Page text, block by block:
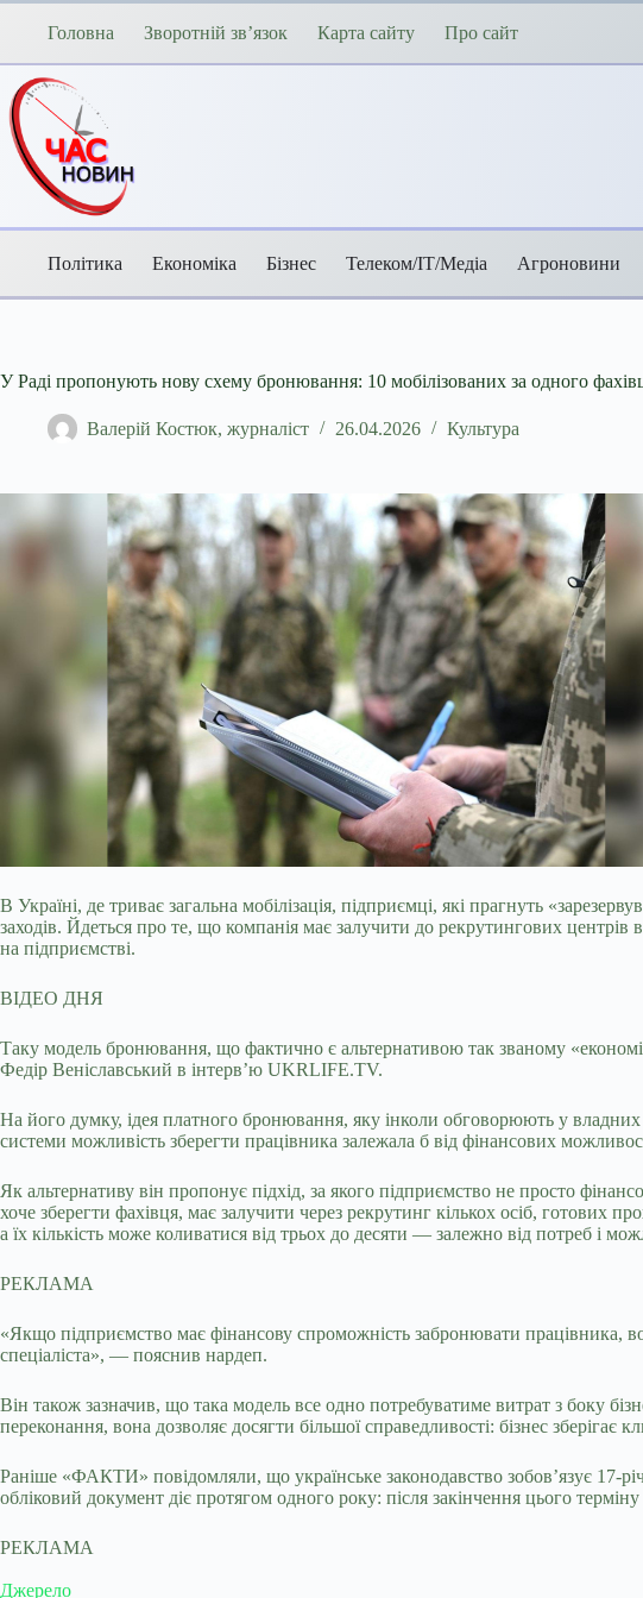
Перейти
Головна Зворотній зв’язок Карта сайту Про сайт
Політика Економіка Бізнес Телеком/ІТ/Медіа Агроновини
У Раді пропонують нову схему бронювання: 10 мобілізованих за одного
Валерій Костюк, журналіст 26.04.2026 Культура
В Україні, де триває загальна мобілізація, підприємці, які прагнуть
заходів. Йдеться про те, що компанія має залучити до рекрутингових
на підприємстві.
ВІДЕО ДНЯ
Таку модель бронювання, що фактично є альтернативою так званому
Федір Веніславський в інтерв’ю UKRLIFE.TV.
На його думку, ідея платного бронювання, яку інколи обговорюють у
системи можливість зберегти працівника залежала б від фінансових
Як альтернативу він пропонує підхід, за якого підприємство не просто
хоче зберегти фахівця, має залучити через рекрутинг кількох осіб, готових
а їх кількість може коливатися від трьох до десяти — залежно від потреб і
РЕКЛАМА
«Якщо підприємство має фінансову спроможність забронювати працівника,
спеціаліста», — пояснив нардеп.
Він також зазначив, що така модель все одно потребуватиме витрат з боку
переконання, вона дозволяє досягти більшої справедливості: бізнес
Раніше «ФАКТИ» повідомляли, що українське законодавство зобов’язує 17-
обліковий документ діє протягом одного року: після закінчення цього
РЕКЛАМА
Джерело